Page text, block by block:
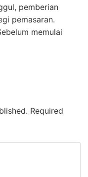
pemberian
pemasaran.
memulai
Required